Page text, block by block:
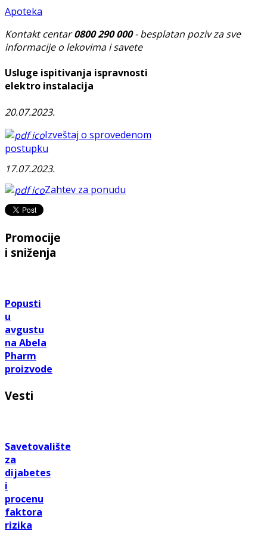
Apoteka
Kontakt centar0800 290 000- besplatan poziv za sve
informacije o lekovima i savete
Usluge ispitivanja ispravnosti
elektro instalacija
20.07.2023.
Izveštaj o sprovedenom
postupku
17.07.2023.
Zahtev za ponudu
Promocije
i sniženja
Popusti
u
avgustu
na Abela
Pharm
proizvode
Vesti
Savetovalište
za
dijabetes
i
procenu
faktora
rizika